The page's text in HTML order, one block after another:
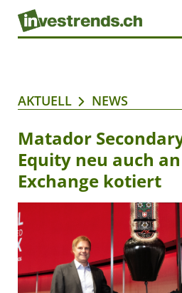
AKTUELL NEWS
Matador
Equity neu auch
Exchange kotiert